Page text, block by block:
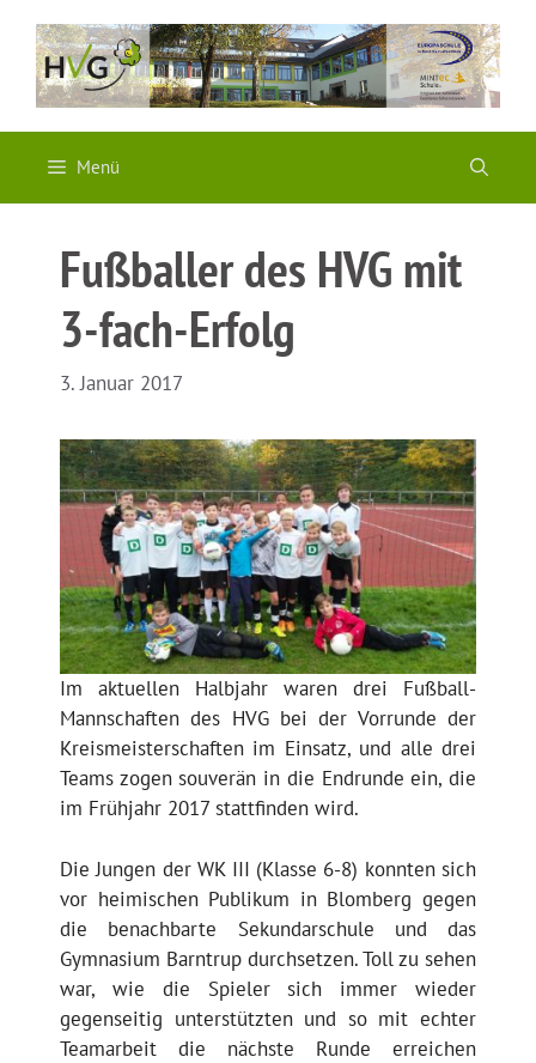
Inhalt
springen
Menü
Fußballer des HVG mit
3-fach-Erfolg
3. Januar 2017
Im aktuellen Halbjahr waren drei Fußball-
Mannschaften des HVG bei der Vorrunde der
Kreismeisterschaften im Einsatz, und alle drei
Teams zogen souverän in die Endrunde ein, die
im Frühjahr 2017 stattfinden wird.
Die Jungen der WK III (Klasse 6-8) konnten sich
vor heimischen Publikum in Blomberg gegen
die benachbarte Sekundarschule und das
Gymnasium Barntrup durchsetzen. Toll zu sehen
war, wie die Spieler sich immer wieder
gegenseitig unterstützten und so mit echter
Teamarbeit die nächste Runde erreichen